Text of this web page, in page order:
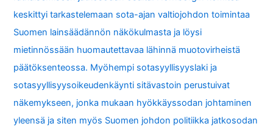
keskittyi tarkastelemaan sota-ajan valtiojohdon toimintaa
Suomen lainsäädännön näkökulmasta ja löysi
mietinnössään huomautettavaa lähinnä muotovirheistä
päätöksenteossa. Myöhempi sotasyyllisyyslaki ja
sotasyyllisyysoikeudenkäynti sitävastoin perustuivat
näkemykseen, jonka mukaan hyökkäyssodan johtaminen
yleensä ja siten myös Suomen johdon politiikka jatkosodan